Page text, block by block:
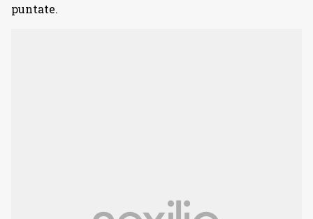
puntate.